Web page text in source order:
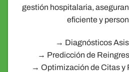
gestión hospitalaria,
eficiente y
→ Diagnósticos
→ Predicción de
→ Optimización de Citas y